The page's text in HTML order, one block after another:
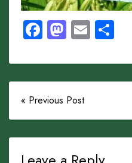
Facebook
Mastodon
Email
« Previous Post